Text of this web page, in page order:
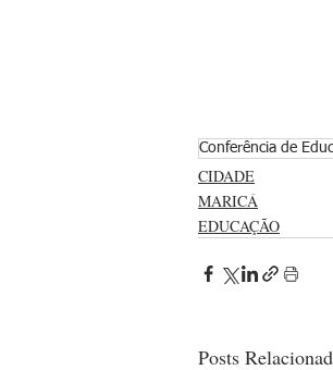
Conferência de
CIDADE
MARICÁ
EDUCAÇÃO
Posts